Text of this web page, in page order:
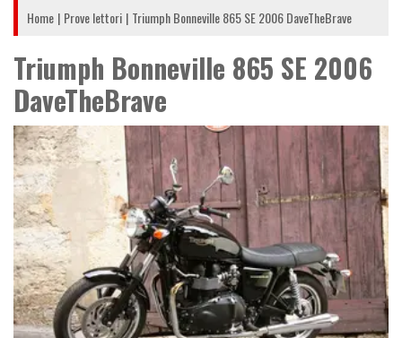
Home Prove lettori Triumph Bonneville 865 SE 2006 DaveTheBrave
Triumph Bonneville 865 SE 2006
DaveTheBrave